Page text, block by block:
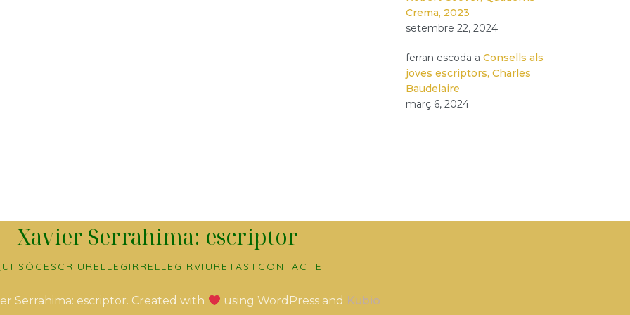
Crema, 2023
setembre 22, 2024
ferran escoda a Consells als
joves escriptors, Charles
Baudelaire
març 6, 2024
Xavier Serrahima: escriptor
SÓC ESCRIURE LLEGIRRELLEGIRVIURETAST CONTACTE
Serrahima: escriptor. Created with using WordPress and Kubio